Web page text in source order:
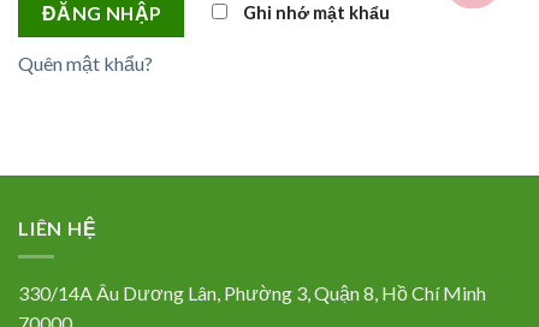
ĐĂNG NHẬP Ghi nhớ mật khẩu
Quên mật khẩu?
LIÊN HỆ
330/14A Âu Dương Lân, Phường 3, Quận 8, Hồ Chí Minh